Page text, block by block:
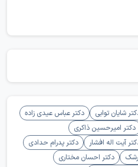
شایان توابی
دکتر عباس عیدی زاده
دکتر امیرحسین ذاکری
آیت اله افشار
دکتر پدرام حدادی
دکتر احسان مختاری